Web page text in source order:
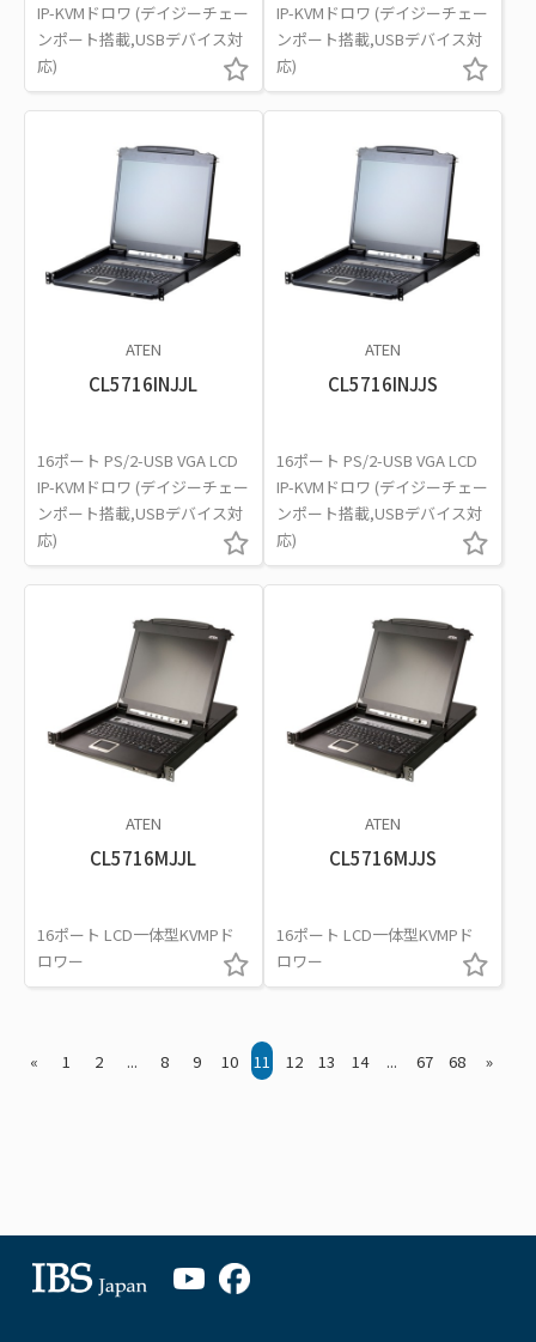
IP-KVMドロワ (デイジーチェー
ンポート搭載,USBデバイス対
応)
IP-KVMドロワ (デイジーチェー
ンポート搭載,USBデバイス対
応)
ATEN
CL5716INJJL
16ポート PS/2-USB VGA LCD
IP-KVMドロワ (デイジーチェー
ンポート搭載,USBデバイス対
応)
ATEN
CL5716INJJS
16ポート PS/2-USB VGA LCD
IP-KVMドロワ (デイジーチェー
ンポート搭載,USBデバイス対
応)
ATEN
CL5716MJJL
16ポート LCD一体型KVMPド
ロワー
ATEN
CL5716MJJS
16ポート LCD一体型KVMPド
ロワー
« 1 2 ... 8 9 10 11 12 13 14 ... 67 68 »